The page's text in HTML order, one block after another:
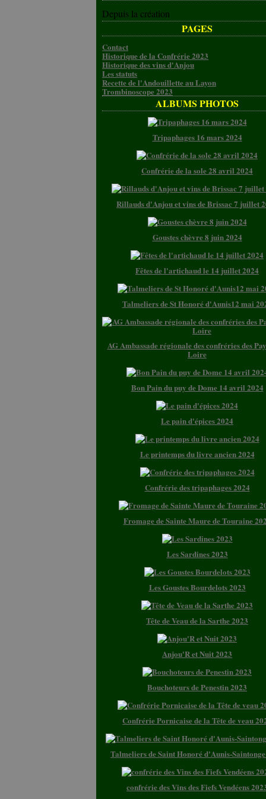
Depuis la création
PAGES
Contact
Historique de la Confrérie 2023
Historique des vins d'Anjou
Les statuts
Recette de l'Andouillette au Layon
Trombinoscope 2023
ALBUMS PHOTOS
Tripaphages 16 mars 2024
Confrérie de la sole 28 avril 2024
Rillauds d'Anjou et vins de Brissac 7 juillet
Goustes chèvre 8 juin 2024
Fêtes de l'artichaud le 14 juillet 2024
Talmeliers de St Honoré d'Aunis12 mai
AG Ambassade régionale des confréries des
Loire
Bon Pain du puy de Dome 14 avril 2024
Le pain d'épices 2024
Le printemps du livre ancien 2024
Confrérie des tripaphages 2024
Fromage de Sainte Maure de Touraine
Les Sardines 2023
Les Goustes Bourdelots 2023
Tête de Veau de la Sarthe 2023
Anjou'R et Nuit 2023
Bouchoteurs de Penestin 2023
Confrérie Pornicaise de la Tête de veau
Talmeliers de Saint Honoré d'Aunis-
confrérie des Vins des Fiefs Vendéens